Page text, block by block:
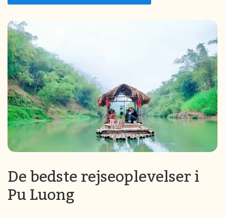
De bedste rejseoplevelser i
Pu Luong